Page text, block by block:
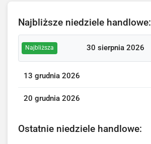
Najbliższe niedziele handlowe:
Najbliższa 30 sierpnia 2026
13 grudnia 2026
20 grudnia 2026
Ostatnie niedziele handlowe: